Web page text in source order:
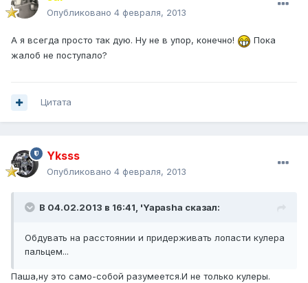
Опубликовано 4 февраля, 2013
А я всегда просто так дую. Ну не в упор, конечно!
Пока
жалоб не поступало?
Цитата
Yksss
Опубликовано 4 февраля, 2013
В 04.02.2013 в 16:41, 'Yapasha сказал:
Обдувать на расстоянии и придерживать лопасти кулера
пальцем...
Паша,ну это само-собой разумеется.И не только кулеры.